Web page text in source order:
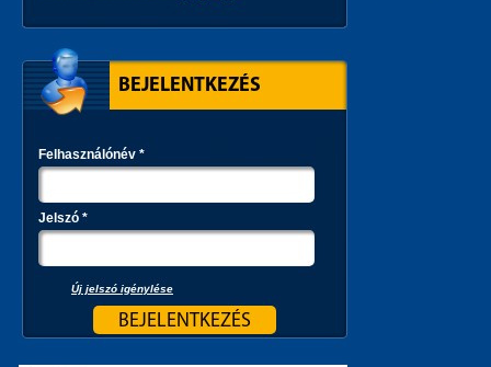
BEJELENTKEZÉS
Felhasználónév *
Jelszó *
Új jelszó igénylése